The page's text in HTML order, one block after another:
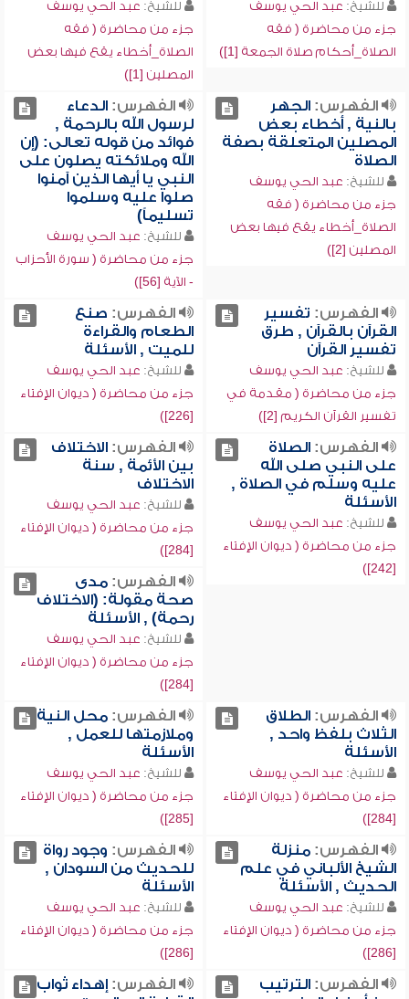
للشيخ: عبد الحي يوسف
جزء من محاضرة ( فقه
الصلاة_أحكام صلاة الجمعة [1])
للشيخ: عبد الحي يوسف
جزء من محاضرة ( فقه
الصلاة_أخطاء يقع فيها بعض
المصلين [1])
الفهرس:الجهر
بالنية , أخطاء بعض
المصلين المتعلقة بصفة
الصلاة
للشيخ: عبد الحي يوسف
جزء من محاضرة ( فقه
الصلاة_أخطاء يقع فيها بعض
المصلين [2])
الفهرس:الدعاء
لرسول الله بالرحمة ,
فوائد من قوله تعالى: (إن
الله وملائكته يصلون على
النبي يا أيها الذين آمنوا
صلوا عليه وسلموا
تسليماً)
للشيخ: عبد الحي يوسف
جزء من محاضرة ( سورة الأحزاب
- الآية [56])
الفهرس: تفسير
القرآن بالقرآن , طرق
تفسير القرآن
للشيخ: عبد الحي يوسف
جزء من محاضرة ( مقدمة في
تفسير القرآن الكريم [2])
الفهرس: صنع
الطعام والقراءة
للميت , الأسئلة
للشيخ: عبد الحي يوسف
جزء من محاضرة ( ديوان الإفتاء
[226])
الفهرس:الصلاة
على النبي صلى الله
عليه وسلم في الصلاة ,
الأسئلة
للشيخ: عبد الحي يوسف
جزء من محاضرة ( ديوان الإفتاء
[242])
الفهرس:الاختلاف
بين الأئمة , سنة
الاختلاف
للشيخ: عبد الحي يوسف
جزء من محاضرة ( ديوان الإفتاء
[284])
الفهرس:مدى
صحة مقولة: (الاختلاف
رحمة) , الأسئلة
للشيخ: عبد الحي يوسف
جزء من محاضرة ( ديوان الإفتاء
[284])
الفهرس:الطلاق
الثلاث بلفظ واحد ,
الأسئلة
للشيخ: عبد الحي يوسف
جزء من محاضرة ( ديوان الإفتاء
[284])
الفهرس:محل النية
وملازمتها للعمل ,
الأسئلة
للشيخ: عبد الحي يوسف
جزء من محاضرة ( ديوان الإفتاء
[285])
الفهرس:منزلة
الشيخ الألباني في علم
الحديث , الأسئلة
للشيخ: عبد الحي يوسف
جزء من محاضرة ( ديوان الإفتاء
[286])
الفهرس: وجود رواة
للحديث من السودان ,
الأسئلة
للشيخ: عبد الحي يوسف
جزء من محاضرة ( ديوان الإفتاء
[286])
الفهرس:الترتيب
الفهرس:إهداء ثواب